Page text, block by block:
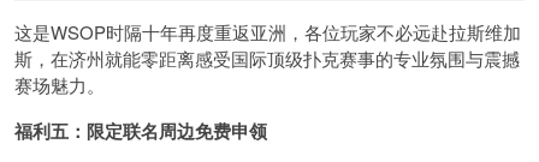
这是WSOP时隔十年再度重返亚洲，各位玩家不必远赴拉斯维加
斯，在济州就能零距离感受国际顶级扑克赛事的专业氛围与震撼
赛场魅力。
福利五：限定联名周边免费申领